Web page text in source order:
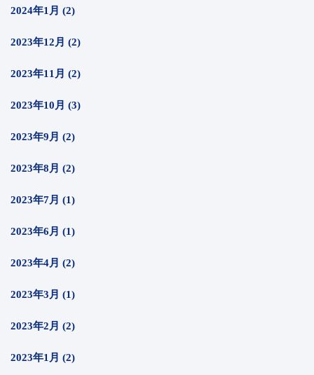
2024年1月 (2)
2023年12月 (2)
2023年11月 (2)
2023年10月 (3)
2023年9月 (2)
2023年8月 (2)
2023年7月 (1)
2023年6月 (1)
2023年4月 (2)
2023年3月 (1)
2023年2月 (2)
2023年1月 (2)